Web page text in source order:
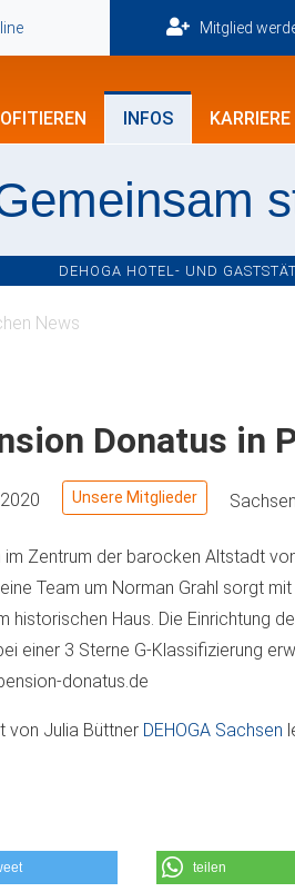
Mitglied
INFOS KARRIERE
DEHOGA HOTEL- UND
News
Donatus in
Unsere Mitglieder
im Zentrum der barocken Altstadt
Team um Norman Grahl sorgt
historischen Haus. Die Einrichtung
einer 3 Sterne G-Klassifizierung
donatus.de
von Julia Büttner DEHOGA Sachsen
teilen